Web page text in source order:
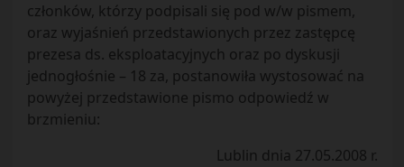
członków, którzy podpisali się pod w/w pismem,
oraz wyjaśnień przedstawionych przez zastępcę
prezesa ds. eksploatacyjnych oraz po dyskusji
jednogłośnie – 18 za, postanowiła wystosować na
powyżej przedstawione pismo odpowiedź w
brzmieniu:
Lublin dnia 27.05.2008 r.